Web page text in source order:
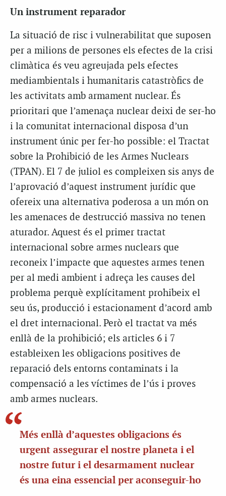
Un instrument reparador
La situació de risc i vulnerabilitat que suposen
per a milions de persones els efectes de la crisi
climàtica és veu agreujada pels efectes
mediambientals i humanitaris catastròfics de
les activitats amb armament nuclear. És
prioritari que l’amenaça nuclear deixi de ser-ho
i la comunitat internacional disposa d’un
instrument únic per fer-ho possible: el Tractat
sobre la Prohibició de les Armes Nuclears
(TPAN). El 7 de juliol es compleixen sis anys de
l’aprovació d’aquest instrument jurídic que
ofereix una alternativa poderosa a un món on
les amenaces de destrucció massiva no tenen
aturador. Aquest és el primer tractat
internacional sobre armes nuclears que
reconeix l’impacte que aquestes armes tenen
per al medi ambient i adreça les causes del
problema perquè explícitament prohibeix el
seu ús, producció i estacionament d’acord amb
el dret internacional. Però el tractat va més
enllà de la prohibició; els articles 6 i 7
estableixen les obligacions positives de
reparació dels entorns contaminats i la
compensació a les víctimes de l’ús i proves
amb armes nuclears.
Més enllà d’aquestes obligacions és
urgent assegurar el nostre planeta i el
nostre futur i el desarmament nuclear
és una eina essencial per aconseguir-ho